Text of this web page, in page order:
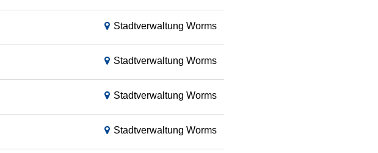
Stadtverwaltung Worms
Stadtverwaltung Worms
Stadtverwaltung Worms
Stadtverwaltung Worms